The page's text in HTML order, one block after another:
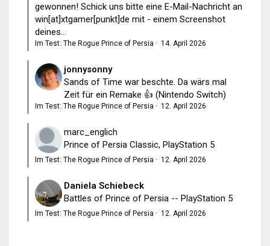
gewonnen! Schick uns bitte eine E-Mail-Nachricht an
win[at]xtgamer[punkt]de mit - einem Screenshot
deines...
Im Test: The Rogue Prince of Persia · 14. April 2026
jonnysonny
Sands of Time war beschte. Da wärs mal
Zeit für ein Remake 👍 (Nintendo Switch)
Im Test: The Rogue Prince of Persia · 12. April 2026
marc_englich
Prince of Persia Classic, PlayStation 5
Im Test: The Rogue Prince of Persia · 12. April 2026
Daniela Schiebeck
Battles of Prince of Persia -- PlayStation 5
Im Test: The Rogue Prince of Persia · 12. April 2026